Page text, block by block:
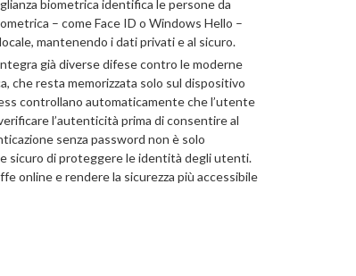
biometrica identifica le persone da
– come Face ID o Windows Hello –
mantenendo i dati privati e al sicuro.
già diverse difese contro le moderne
che resta memorizzata solo sul dispositivo
controllano automaticamente che l’utente
l’autenticità prima di consentire al
senza password non è solo
e sicuro di proteggere le identità degli utenti.
online e rendere la sicurezza più accessibile